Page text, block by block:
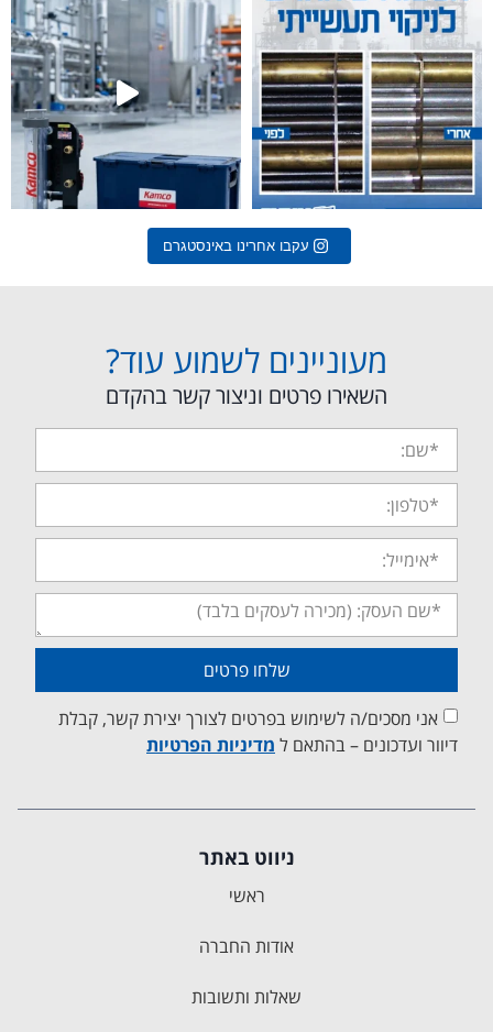
עקבו אחרינו באינסטגרם
מעוניינים לשמוע עוד?
השאירו פרטים וניצור קשר בהקדם
אני מסכים/ה לשימוש בפרטים לצורך יצירת קשר, קבלת
דיוור ועדכונים – בהתאם ל מדיניות הפרטיות
שלחו פרטים
ניווט באתר
ראשי
אודות החברה
שאלות ותשובות